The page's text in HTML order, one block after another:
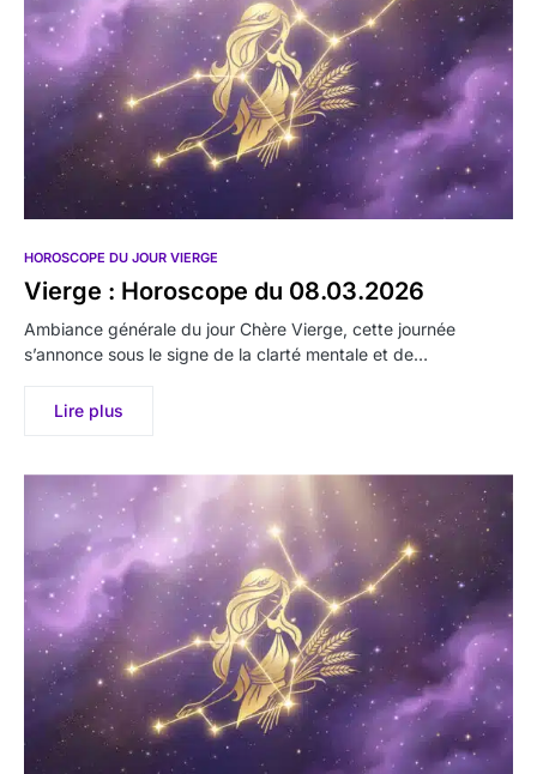
HOROSCOPE DU JOUR VIERGE
Vierge : Horoscope du 08.03.2026
Ambiance générale du jour Chère Vierge, cette journée
s’annonce sous le signe de la clarté mentale et de…
Lire plus